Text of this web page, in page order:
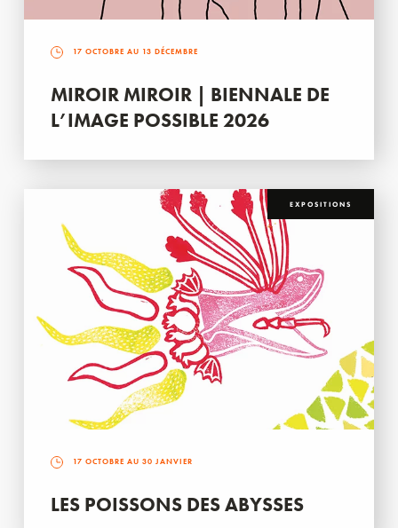
17 OCTOBRE AU 13 DÉCEMBRE
MIROIR MIROIR | BIENNALE DE
L’IMAGE POSSIBLE 2026
EXPOSITIONS
17 OCTOBRE AU 30 JANVIER
LES POISSONS DES ABYSSES